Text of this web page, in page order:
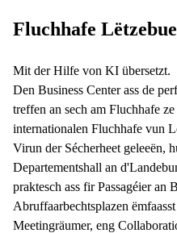
Fluchhafe
Mit der Hilfe von KI übersetzt.
Den Business Center ass de
treffen an sech am Fluchhafe
internationalen Fluchhafe vun
Virun der Sécherheet geleeën,
Departementshall an
praktesch ass fir Passagéier an
Abruffaarbechtsplazen
Meetingräumer, eng